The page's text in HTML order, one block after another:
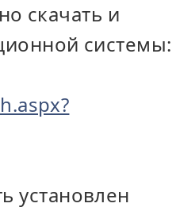
скачать и
системы:
установлен